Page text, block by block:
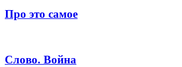
Про это самое
Слово. Война